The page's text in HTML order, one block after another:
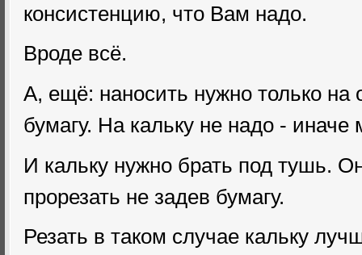
консистенцию, что Вам надо.
Вроде всё.
А, ещё: наносить нужно только на
бумагу. На кальку не надо - иначе
И кальку нужно брать под тушь.
прорезать не задев бумагу.
Резать в таком случае кальку